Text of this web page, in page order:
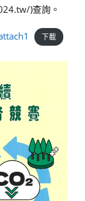
)查詢。
下載